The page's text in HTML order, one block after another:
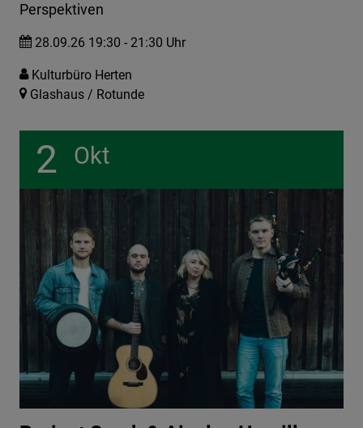
Perspektiven
28.09.26 19:30 - 21:30 Uhr
Kulturbüro Herten
Glashaus / Rotunde
2 Okt